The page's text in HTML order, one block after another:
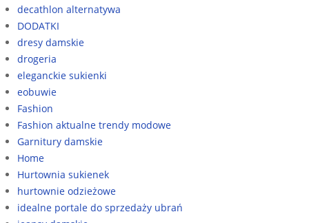
decathlon alternatywa
DODATKI
dresy damskie
drogeria
eleganckie sukienki
eobuwie
Fashion
Fashion aktualne trendy modowe
Garnitury damskie
Home
Hurtownia sukienek
hurtownie odzieżowe
idealne portale do sprzedaży ubrań